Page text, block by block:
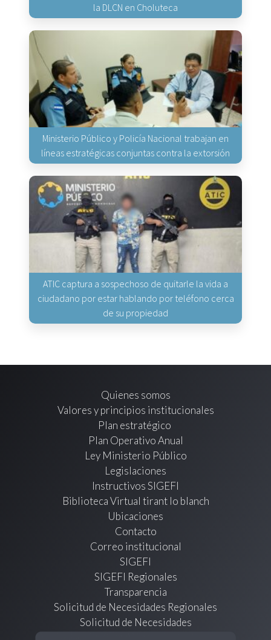
la DLCN en Choluteca
Ministerio Público y Policía Nacional trabajan en
líneas estratégicas conjuntas contra la extorsión
ATIC captura a sospechoso de quitarle la vida a
ciudadano por estar hablando por teléfono cerca
de su propiedad
Quienes somos
Valores y principios institucionales
Plan estratégico
Plan Operativo Anual
Ley Ministerio Público
Legislaciones
Instructivos SIGEFI
Biblioteca Virtual tirant lo blanch
Ubicaciones
Contacto
Correo institucional
SIGEFI
SIGEFI Regionales
Transparencia
Solicitud de Necesidades Regionales
Solicitud de Necesidades